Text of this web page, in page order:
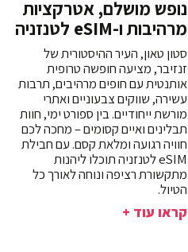
נופש מושלם, אטרקציות
מרהיבות ו-eSIM לטנזניה
סטון טאון, העיר ההיסטורית של
זנזיבר, מציעה חופשה טרופית
אותנטית עם חופים מרהיבים, תרבות
עשירה, שווקים צבעוניים ואתרי
מורשת ייחודיים. בין ספורט ימי, חוות
תבלינים ואיים קסומים – מחכה לכם
חוויה רגועה ומלאת קסם. עם חבילת
eSIM לטנזניה תוכלו ליהנות
מתקשורת רציפה ונוחה לאורך כל
הטיול.
קראו עוד +